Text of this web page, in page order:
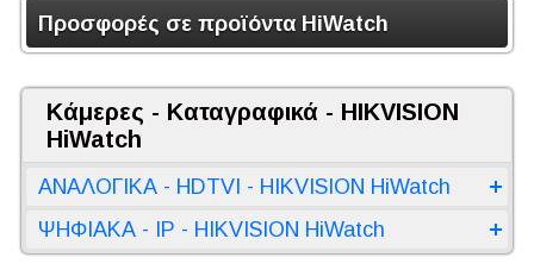
Προσφορές σε προϊόντα HiWatch
Κάμερες - Καταγραφικά - HIKVISION
HiWatch
ΑΝΑΛΟΓΙΚΑ - HDTVI - HIKVISION HiWatch
ΨΗΦΙΑΚΑ - IP - HIKVISION HiWatch